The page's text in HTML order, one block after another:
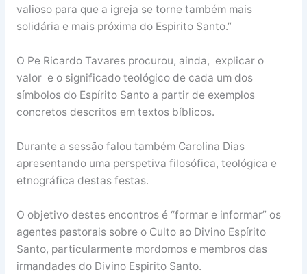
valioso para que a igreja se torne também mais
solidária e mais próxima do Espirito Santo.”
O Pe Ricardo Tavares procurou, ainda, explicar o
valor e o significado teológico de cada um dos
símbolos do Espírito Santo a partir de exemplos
concretos descritos em textos bíblicos.
Durante a sessão falou também Carolina Dias
apresentando uma perspetiva filosófica, teológica e
etnográfica destas festas.
O objetivo destes encontros é “formar e informar” os
agentes pastorais sobre o Culto ao Divino Espírito
Santo, particularmente mordomos e membros das
irmandades do Divino Espirito Santo.